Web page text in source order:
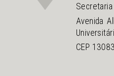
Avenida
CEP